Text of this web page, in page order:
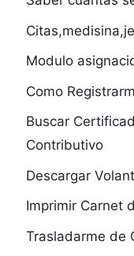
Modulo
Como
Buscar
Contributivo
Descargar
Imprimir Carnet
Trasladarme de